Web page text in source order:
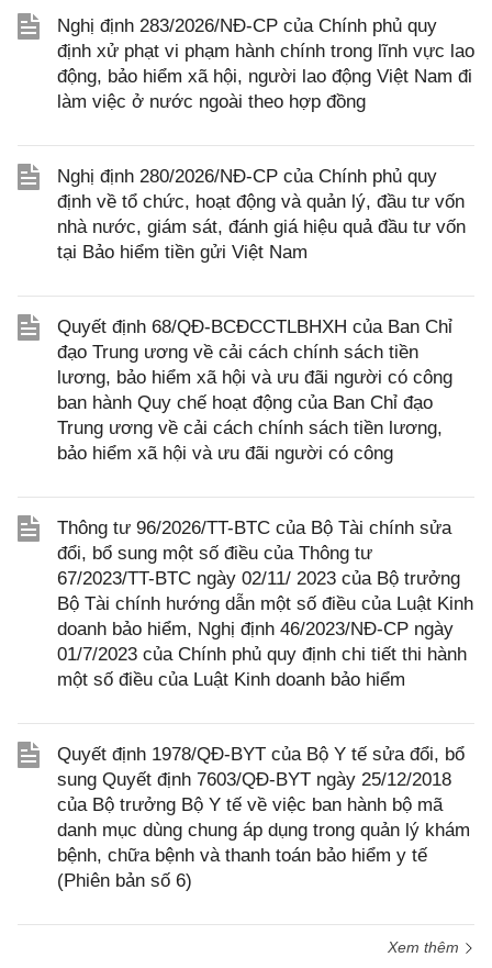
Nghị định 283/2026/NĐ-CP của Chính phủ quy
định xử phạt vi phạm hành chính trong lĩnh vực lao
động, bảo hiểm xã hội, người lao động Việt Nam đi
làm việc ở nước ngoài theo hợp đồng
Nghị định 280/2026/NĐ-CP của Chính phủ quy
định về tổ chức, hoạt động và quản lý, đầu tư vốn
nhà nước, giám sát, đánh giá hiệu quả đầu tư vốn
tại Bảo hiểm tiền gửi Việt Nam
Quyết định 68/QĐ-BCĐCCTLBHXH của Ban Chỉ
đạo Trung ương về cải cách chính sách tiền
lương, bảo hiểm xã hội và ưu đãi người có công
ban hành Quy chế hoạt động của Ban Chỉ đạo
Trung ương về cải cách chính sách tiền lương,
bảo hiểm xã hội và ưu đãi người có công
Thông tư 96/2026/TT-BTC của Bộ Tài chính sửa
đổi, bổ sung một số điều của Thông tư
67/2023/TT-BTC ngày 02/11/ 2023 của Bộ trưởng
Bộ Tài chính hướng dẫn một số điều của Luật Kinh
doanh bảo hiểm, Nghị định 46/2023/NĐ-CP ngày
01/7/2023 của Chính phủ quy định chi tiết thi hành
một số điều của Luật Kinh doanh bảo hiểm
Quyết định 1978/QĐ-BYT của Bộ Y tế sửa đổi, bổ
sung Quyết định 7603/QĐ-BYT ngày 25/12/2018
của Bộ trưởng Bộ Y tế về việc ban hành bộ mã
danh mục dùng chung áp dụng trong quản lý khám
bệnh, chữa bệnh và thanh toán bảo hiểm y tế
(Phiên bản số 6)
Xem thêm